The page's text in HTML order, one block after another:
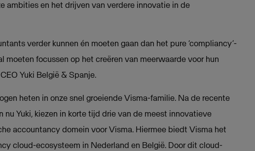
ambities en het drijven van verdere innovatie in de
verder kunnen én moeten gaan dan het pure ‘compliancy’-
moeten focussen op het creëren van meerwaarde voor hun
Yuki België & Spanje.
heten in onze snel groeiende Visma-familie. Na de recente
Yuki, kiezen in korte tijd drie van de meest innovatieve
accountancy domein voor Visma. Hiermee biedt Visma het
cloud-ecosysteem in Nederland en België. Door dit cloud-